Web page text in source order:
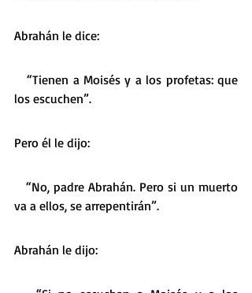
Abrahán le dice:
   “Tienen a Moisés y a los profetas: que
los escuchen”.
Pero él le dijo:
va a ellos, se arrepentirán”.
Abrahán le dijo: